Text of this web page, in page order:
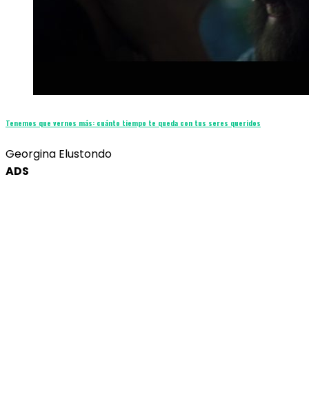
Tenemos que vernos más: cuánto tiempo te queda con tus seres queridos
Georgina Elustondo
ADS